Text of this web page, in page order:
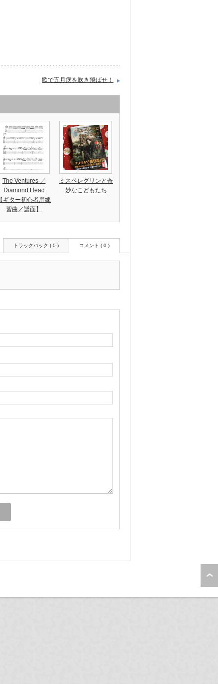
歌で五月病を吹き飛ばせ！
The Ventures ／
Diamond Head
【ギター初心者用練
習曲／譜面】
ミスペレグリンと奇
妙なこどもたち
トラックバック ( 0 ) コメント ( 0 )